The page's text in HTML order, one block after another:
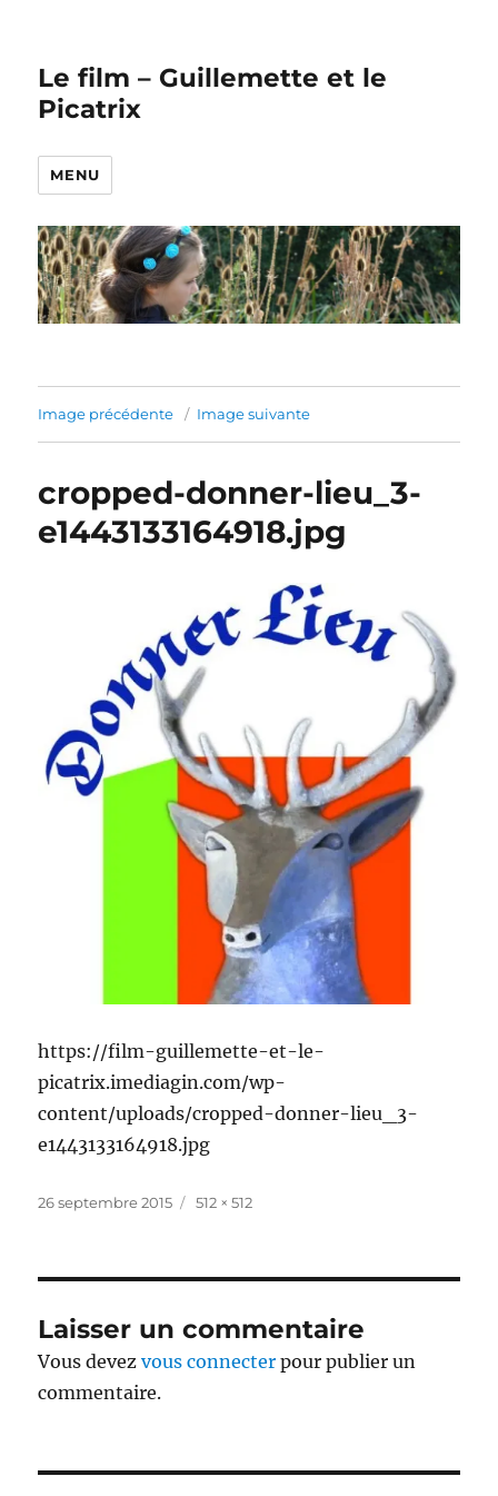
Le film – Guillemette et le
Picatrix
MENU
Image précédente Image suivante
cropped-donner-lieu_3-
e1443133164918.jpg
https://film-guillemette-et-le-
picatrix.imediagin.com/wp-
content/uploads/cropped-donner-lieu_3-
e1443133164918.jpg
Publié
26 septembre 2015
Taille
512 × 512
Laisser un commentaire
Vous devezvous connecter pour publier un
commentaire.